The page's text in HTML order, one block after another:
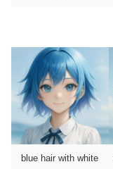
blue hair with white